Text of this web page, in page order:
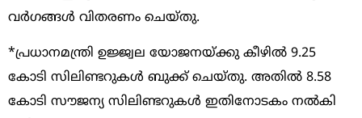
വർഗങ്ങൾ വിതരണം ചെയ്തു.
*പ്രധാനമന്ത്രി ഉജ്ജ്വല യോജനയ്ക്കു കീഴിൽ 9.25
കോടി സിലിണ്ടറുകൾ ബുക്ക് ചെയ്തു. അതിൽ 8.58
കോടി സൗജന്യ സിലിണ്ടറുകൾ ഇതിനോടകം നൽകി